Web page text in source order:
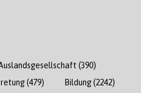
(390)
(479) Bildung(2242)